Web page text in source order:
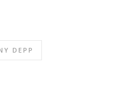
DEPP